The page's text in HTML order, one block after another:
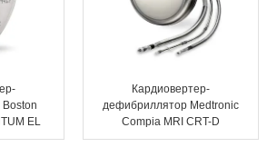
EL
Кардиовертер-
дефибриллятор Medtronic
Compia MRI CRT-D